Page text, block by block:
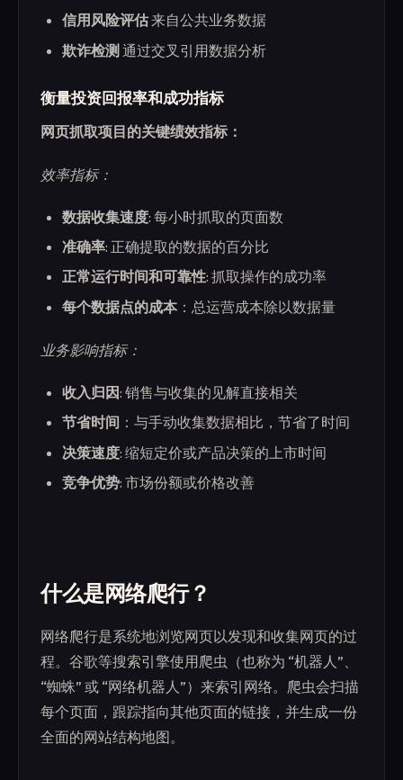
信用风险评估来自公共业务数据
欺诈检测 通过交叉引用数据分析
衡量投资回报率和成功指标
网页抓取项目的关键绩效指标：
效率指标：
数据收集速度: 每小时抓取的页面数
准确率: 正确提取的数据的百分比
正常运行时间和可靠性: 抓取操作的成功率
每个数据点的成本：总运营成本除以数据量
业务影响指标：
收入归因: 销售与收集的见解直接相关
节省时间 ：与手动收集数据相比，节省了时间
决策速度: 缩短定价或产品决策的上市时间
竞争优势: 市场份额或价格改善
什么是网络爬行？
网络爬行是系统地浏览网页以发现和收集网页的过
程。谷歌等搜索引擎使用爬虫（也称为 “机器人”、
“蜘蛛” 或 “网络机器人”）来索引网络。爬虫会扫描
每个页面，跟踪指向其他页面的链接，并生成一份
全面的网站结构地图。